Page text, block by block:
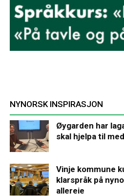
NYNORSK INSPIRASJON
Øygarden har
skal hjelpa til
Vinje kommune
klarspråk på
allereie